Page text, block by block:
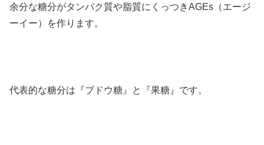
余分な糖分がタンパク質や脂質にくっつきAGEs（エージ
ーイー）を作ります。
代表的な糖分は『ブドウ糖』と『果糖』です。